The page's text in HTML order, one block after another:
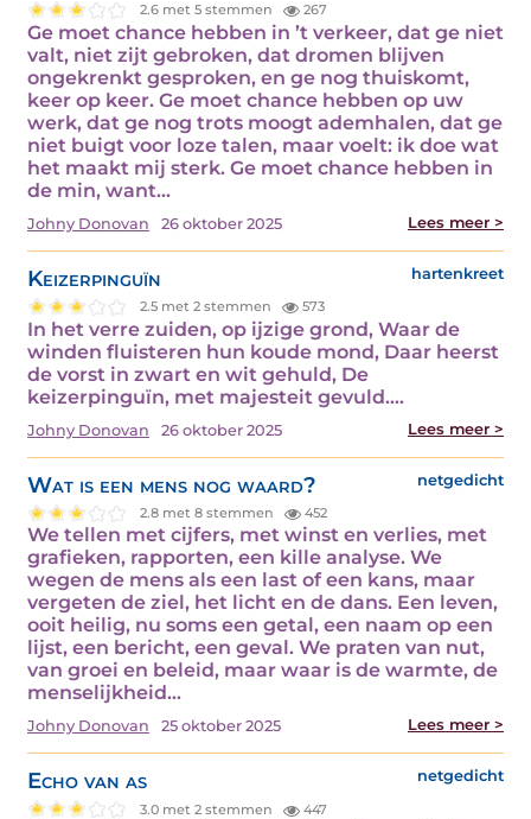
2.6 met 5 stemmen 267
Ge moet chance hebben in ’t verkeer, dat ge niet
valt, niet zijt gebroken, dat dromen blijven
ongekrenkt gesproken, en ge nog thuiskomt,
keer op keer. Ge moet chance hebben op uw
werk, dat ge nog trots moogt ademhalen, dat ge
niet buigt voor loze talen, maar voelt: ik doe wat
het maakt mij sterk. Ge moet chance hebben in
de min, want…
Johny Donovan 26 oktober 2025 Lees meer >
Keizerpinguïn hartenkreet
2.5 met 2 stemmen 573
In het verre zuiden, op ijzige grond, Waar de
winden fluisteren hun koude mond, Daar heerst
de vorst in zwart en wit gehuld, De
keizerpinguïn, met majesteit gevuld.…
Johny Donovan 26 oktober 2025 Lees meer >
Wat is een mens nog waard? netgedicht
2.8 met 8 stemmen 452
We tellen met cijfers, met winst en verlies, met
grafieken, rapporten, een kille analyse. We
wegen de mens als een last of een kans, maar
vergeten de ziel, het licht en de dans. Een leven,
ooit heilig, nu soms een getal, een naam op een
lijst, een bericht, een geval. We praten van nut,
van groei en beleid, maar waar is de warmte, de
menselijkheid…
Johny Donovan 25 oktober 2025 Lees meer >
Echo van as netgedicht
3.0 met 2 stemmen 447